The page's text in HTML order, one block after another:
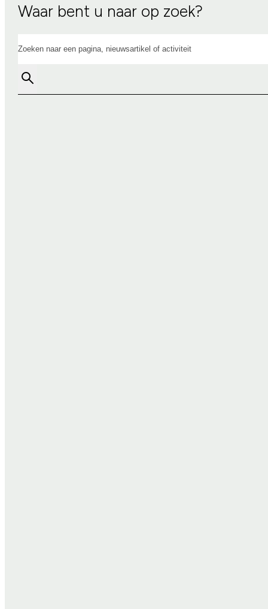
Waar bent u naar op zoek?